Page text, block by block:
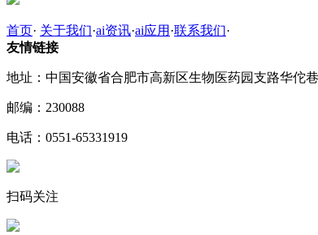
首页· 关于我们·ai资讯·ai应用 ·联系我们·
友情链接
地址：中国安徽省合肥市高新区生物医药园支路华佗
邮编：230088
电话：0551-65331919
扫码关注